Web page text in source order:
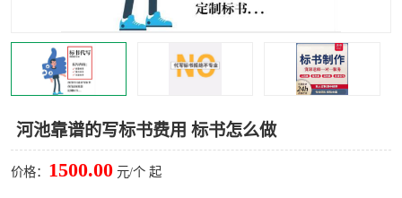
河池靠谱的写标书费用 标书怎么做
价格： 1500.00 元/个 起